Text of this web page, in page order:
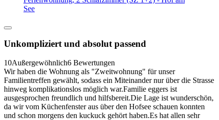
See
Unkompliziert und absolut passend
10Außergewöhnlich6 Bewertungen
Wir haben die Wohnung als "Zweitwohnung" für unser
Familientreffen gewählt, sodass ein Miteinander nur über die Strasse
hinweg komplikationslos möglich war.Familie eggers ist
ausgesprochen freundlich und hilfsbereit.Die Lage ist wunderschön,
da wir vom Küchenfenster aus über den Hofsee schauen konnten
und schon morgens den kuckuck gehört haben.Es hat allen sehr